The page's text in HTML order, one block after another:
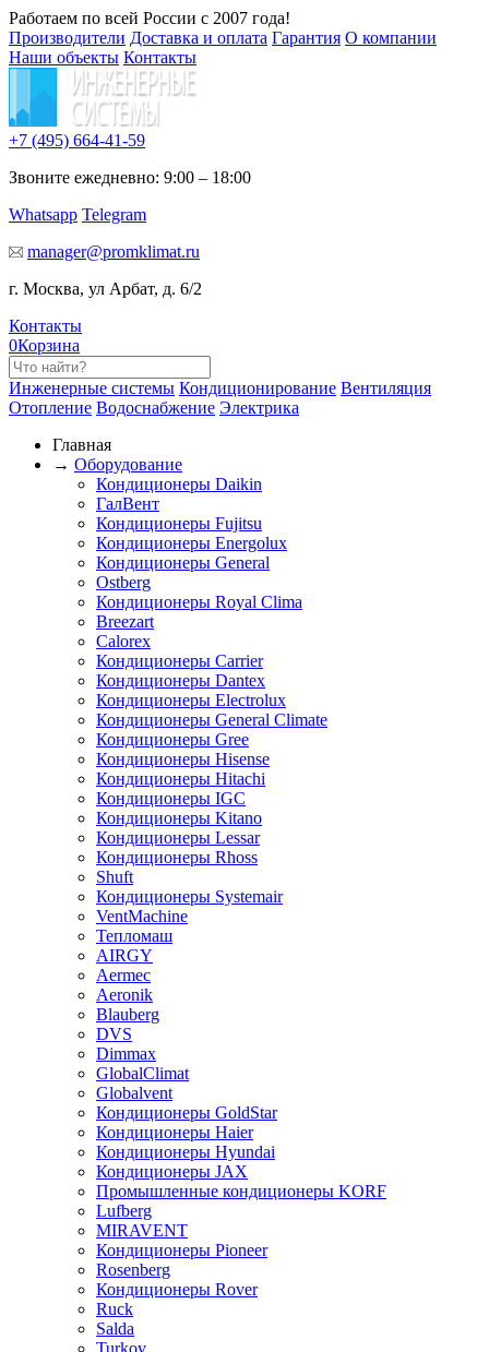
Работаем по всей России с 2007 года!
Производители Доставка и оплата Гарантия О компании
Наши объекты Контакты
+7 (495) 664-41-59
Звоните ежедневно: 9:00 – 18:00
Whatsapp Telegram
manager@promklimat.ru
г. Москва, ул Арбат, д. 6/2
Контакты
0Корзина
Инженерные системы Кондиционирование Вентиляция
Отопление Водоснабжение Электрика
Главная
→ Оборудование
Кондиционеры Daikin
ГалВент
Кондиционеры Fujitsu
Кондиционеры Energolux
Кондиционеры General
Ostberg
Кондиционеры Royal Clima
Breezart
Calorex
Кондиционеры Carrier
Кондиционеры Dantex
Кондиционеры Electrolux
Кондиционеры General Climate
Кондиционеры Gree
Кондиционеры Hisense
Кондиционеры Hitachi
Кондиционеры IGC
Кондиционеры Kitano
Кондиционеры Lessar
Кондиционеры Rhoss
Shuft
Кондиционеры Systemair
VentMachine
Тепломаш
AIRGY
Aermec
Aeronik
Blauberg
DVS
Dimmax
GlobalClimat
Globalvent
Кондиционеры GoldStar
Кондиционеры Haier
Кондиционеры Hyundai
Кондиционеры JAX
Промышленные кондиционеры KORF
Lufberg
MIRAVENT
Кондиционеры Pioneer
Rosenberg
Кондиционеры Rover
Ruck
Salda
Turkov